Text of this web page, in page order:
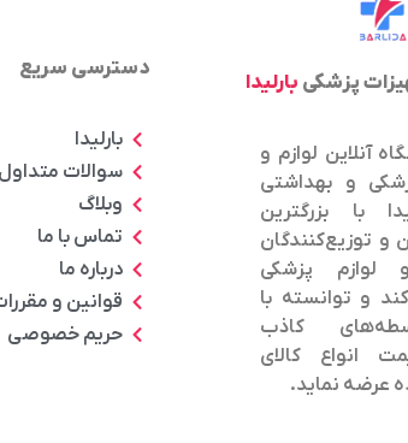
پزشکی بارلیدا
آنلاین لوازم و
و بهداشتی
با بزرگترین
و توزیع‌کنندگان
لوازم پزشکی
و توانسته با
کاذب
انواع کالای
عرضه نماید.
دسترسی سریع
بارلیدا
سوالات متداول
وبلاگ
تماس با ما
درباره ما
قوانین و
حریم خصوصی